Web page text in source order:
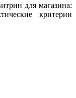
для магазина:
критерии